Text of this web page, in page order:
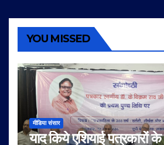
YOU MISSED
मीडिया संसार
याद किये एशियाई पत्रकारों